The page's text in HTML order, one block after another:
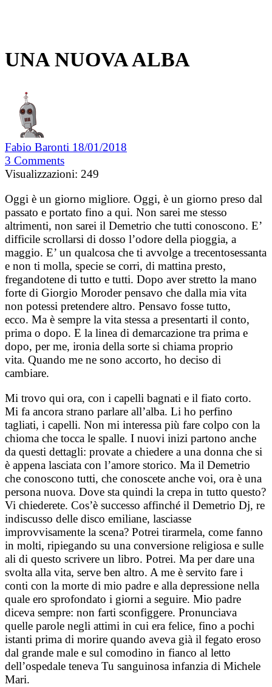
UNA NUOVA ALBA
Fabio Baronti 18/01/2018
3 Comments
Visualizzazioni: 249
Oggi è un giorno migliore. Oggi, è un giorno preso dal
passato e portato fino a qui. Non sarei me stesso
altrimenti, non sarei il Demetrio che tutti conoscono. E’
difficile scrollarsi di dosso l’odore della pioggia, a
maggio. E’ un qualcosa che ti avvolge a trecentosessanta
e non ti molla, specie se corri, di mattina presto,
fregandotene di tutto e tutti. Dopo aver stretto la mano
forte di Giorgio Moroder pensavo che dalla mia vita
non potessi pretendere altro. Pensavo fosse tutto,
ecco. Ma è sempre la vita stessa a presentarti il conto,
prima o dopo. E la linea di demarcazione tra prima e
dopo, per me, ironia della sorte si chiama proprio
vita. Quando me ne sono accorto, ho deciso di
cambiare.
Mi trovo qui ora, con i capelli bagnati e il fiato corto.
Mi fa ancora strano parlare all’alba. Li ho perfino
tagliati, i capelli. Non mi interessa più fare colpo con la
chioma che tocca le spalle. I nuovi inizi partono anche
da questi dettagli: provate a chiedere a una donna che si
è appena lasciata con l’amore storico. Ma il Demetrio
che conoscono tutti, che conoscete anche voi, ora è una
persona nuova. Dove sta quindi la crepa in tutto questo?
Vi chiederete. Cos’è successo affinché il Demetrio Dj, re
indiscusso delle disco emiliane, lasciasse
improvvisamente la scena? Potrei tirarmela, come fanno
in molti, ripiegando su una conversione religiosa e sulle
ali di questo scrivere un libro. Potrei. Ma per dare una
svolta alla vita, serve ben altro. A me è servito fare i
conti con la morte di mio padre e alla depressione nella
quale ero sprofondato i giorni a seguire. Mio padre
diceva sempre: non farti sconfiggere. Pronunciava
quelle parole negli attimi in cui era felice, fino a pochi
istanti prima di morire quando aveva già il fegato eroso
dal grande male e sul comodino in fianco al letto
dell’ospedale teneva Tu sanguinosa infanzia di Michele
Mari.